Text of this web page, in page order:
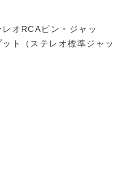
オRCAピン・ジャッ
ト（ステレオ標準ジャッ